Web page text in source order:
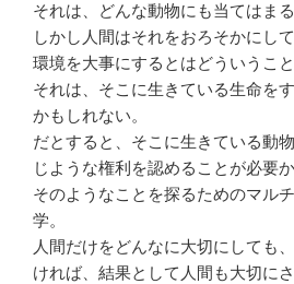
それは、どんな動物にも当てはまる
しかし人間はそれをおろそかにして
環境を大事にするとはどういうこ
それは、そこに生きている生命を
かもしれない。
だとすると、そこに生きている動
じような権利を認めることが必要か
そのようなことを探るためのマル
学。
人間だけをどんなに大切にしても
ければ、結果として人間も大切に